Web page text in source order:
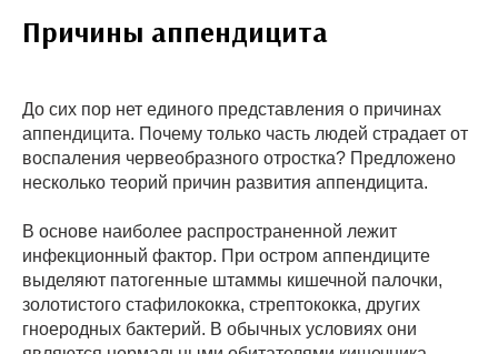
Причины аппендицита
До сих пор нет единого представления о причинах
аппендицита. Почему только часть людей страдает от
воспаления червеобразного отростка? Предложено
несколько теорий причин развития аппендицита.
В основе наиболее распространенной лежит
инфекционный фактор. При остром аппендиците
выделяют патогенные штаммы кишечной палочки,
золотистого стафилококка, стрептококка, других
гноеродных бактерий. В обычных условиях они